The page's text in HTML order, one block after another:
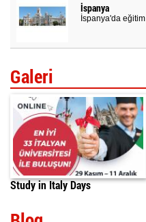
İspanya
İspanya'da eğitim
Galeri
Study in Italy Days